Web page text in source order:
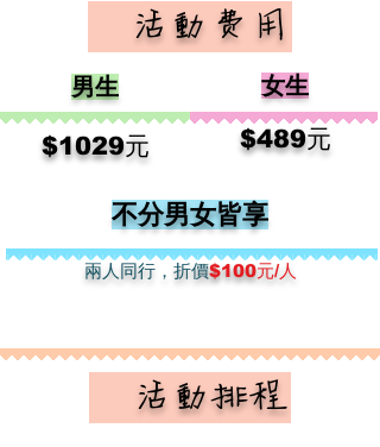
男生
$1029元​
女生
​$489元
不分男女皆享
兩人​同行，折價$100元/人
​ 活動費用
​ 活動排程